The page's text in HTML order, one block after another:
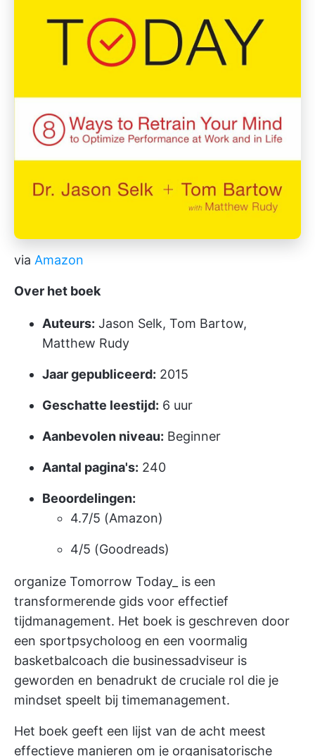
via Amazon
Over het boek
Auteurs: Jason Selk, Tom Bartow,
Matthew Rudy
Jaar gepubliceerd: 2015
Geschatte leestijd: 6 uur
Aanbevolen niveau: Beginner
Aantal pagina's: 240
Beoordelingen:
4.7/5 (Amazon)
4/5 (Goodreads)
organize Tomorrow Today_ is een
transformerende gids voor effectief
tijdmanagement. Het boek is geschreven door
een sportpsycholoog en een voormalig
basketbalcoach die businessadviseur is
geworden en benadrukt de cruciale rol die je
mindset speelt bij timemanagement.
Het boek geeft een lijst van de acht meest
effectieve manieren om je organisatorische